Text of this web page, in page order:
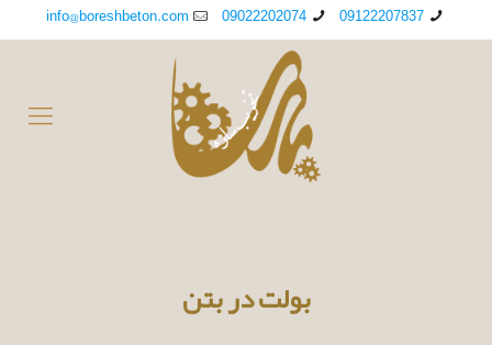
09122207837
09022202074
info@boreshbeton.com
بولت در بتن